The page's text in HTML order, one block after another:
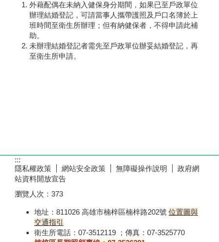
外藉配偶在未納入健保身分期間，如果已至戶政單位
辦理結婚登記，可請當事人攜帶護照及戶口名簿於上
班時間至衛生所辦理；但有納健保者，不得申請此補
助。
未辦理結婚登記者需先至戶政單位辦妥結婚登記，再
至衛生所申請。
:::
隱私權政策
網站安全政策 無障礙操作說明
政府網
站資料開放宣告
瀏覽人次： 373
地址：811026 高雄市楠梓區楠梓路202號 位置圖與
交通指引
衛生所電話：07-3512119 ；傳真：07-3525770